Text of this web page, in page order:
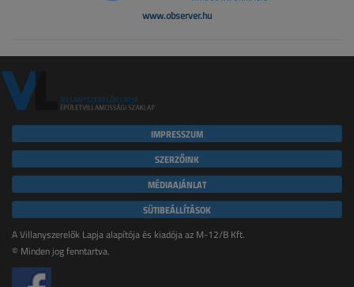
www.observer.hu
IMPRESSZUM
SZERZŐINK
MÉDIAAJÁNLAT
SÜTIBEÁLLÍTÁSOK
A Villanyszerelők Lapja alapítója és kiadója az M-12/B Kft.
© Minden jog fenntartva.